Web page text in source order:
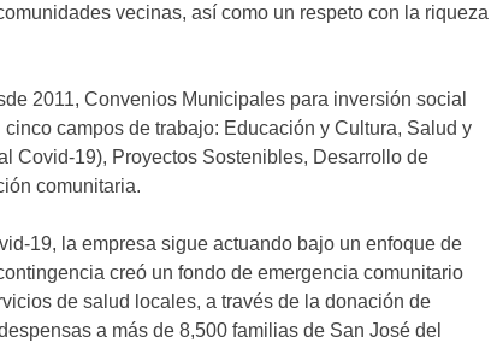
vecinas, así como un respeto con la riqueza
2011, Convenios Municipales para inversión social
campos de trabajo: Educación y Cultura, Salud y
Covid-19), Proyectos Sostenibles, Desarrollo de
comunitaria.
19, la empresa sigue actuando bajo un enfoque de
creó un fondo de emergencia comunitario
de salud locales, a través de la donación de
a más de 8,500 familias de San José del